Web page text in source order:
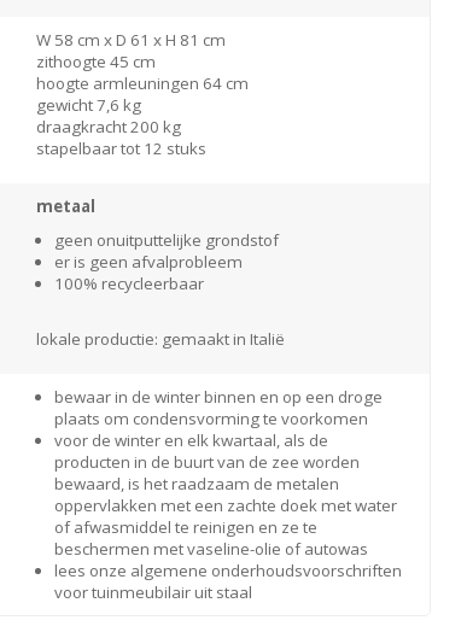
W 58 cm x D 61 x H 81 cm
zithoogte 45 cm
hoogte armleuningen 64 cm
gewicht 7,6 kg
draagkracht 200 kg
stapelbaar tot 12 stuks
metaal
geen onuitputtelijke grondstof
er is geen afvalprobleem
100% recycleerbaar
lokale productie: gemaakt in Italië
bewaar in de winter binnen en op een droge
plaats om condensvorming te voorkomen
voor de winter en elk kwartaal, als de
producten in de buurt van de zee worden
bewaard, is het raadzaam de metalen
oppervlakken met een zachte doek met water
of afwasmiddel te reinigen en ze te
beschermen met vaseline-olie of autowas
lees onze algemene onderhoudsvoorschriften
voor tuinmeubilair uit staal